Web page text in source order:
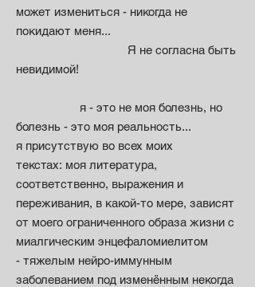
может измениться - никогда не
покидают меня...
Я не согласна быть
невидимой!
я - это не моя болезнь, но
болезнь - это моя реальность...
я присутствую во всех моих
текстах: моя литература,
соответственно, выражения и
переживания, в какой-то мере, зависят
от моего ограниченного образа жизни с
миалгическим энцефаломиелитом
- тяжелым нейро-иммунным
заболеванием под изменённым некогда